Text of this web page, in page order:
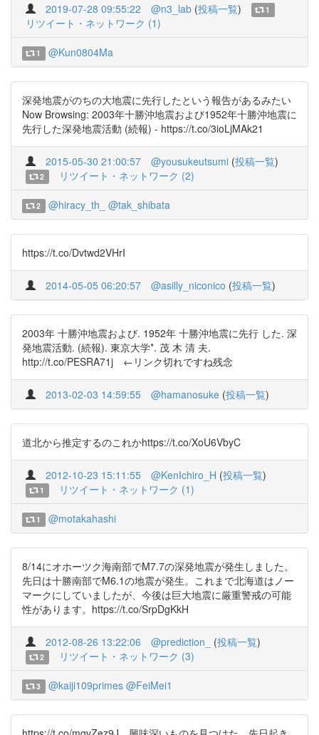
2019-07-28 09:55:22 @n3_lab (投稿一覧) 1
リツイート・ネットワーク (1)
1 @Kun0804Ma
深発地震がのちの大地震に先行したという報告があるみたい
Now Browsing: 2003年十勝沖地震および1952年十勝沖地震に
先行した深発地震活動 (続報) - https://t.co/3ioLjMAk21
2015-05-30 21:00:57 @yousukeutsumi (投稿一覧)
2 リツイート・ネットワーク (2)
2 @hiracy_th_ @tak_shibata
https://t.co/Dvtwd2VHrI
2014-05-05 06:20:57 @asilly_niconico (投稿一覧)
2003年 十勝沖地震および. 1952年 十勝沖地震に先行 した. 深
発地震活動. (続報). 東京大学*. 茂 木 清 夫.
http://t.co/PESRA71j ←リンク切れですね残念
2013-02-03 14:59:55 @hamanosuke (投稿一覧)
道北から推定するのこれかhttps://t.co/XoU6VbyC
2012-10-23 15:11:55 @KenIchiro_H (投稿一覧)
1 リツイート・ネットワーク (1)
1 @motakahashi
8/14にオホーツク海南部でM7.7の深発地震が発生しました。
先日は十勝南部でM6.1の地震が発生。これまで北海道はノー
マークにしていましたが、今後は巨大地震に厳重警戒の可能
性があります。https://t.co/SrpDgKkH
2012-08-26 13:22:06 @prediction_ (投稿一覧)
2 リツイート・ネットワーク (3)
3 @kaiji109primes @FeiMei1